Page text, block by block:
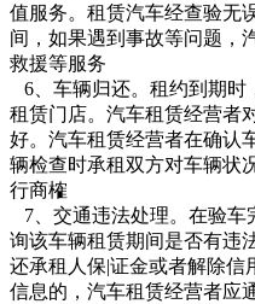
值服务。租赁汽车经查验无
间，如果遇到事故等问题，
救援等服务
6、车辆归还。租约到期时
租赁门店。汽车租赁经营者
好。汽车租赁经营者在确认
辆检查时承租双方对车辆状
行商榷
7、交通违法处理。在验车
询该车辆租赁期间是否有违
还承租人保|证金或者解除信
信息的，汽车租赁经营者应